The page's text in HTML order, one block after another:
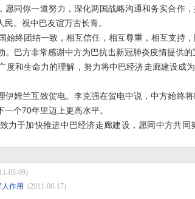
同你一道努力，深化两国战略沟通和务实合作，
。祝中巴友谊万古长青。
终团结一致，相互信任，相互尊重，相互支持
。巴方非常感谢中方为巴抗击新冠肺炎疫情提供
和生命力的理解，努力将中巴经济走廊建设成
兰互致贺电。李克强在贺电中说，中方始终将
个70年里迈上更高水平。
于加快推进中巴经济走廊建设，愿同中方共同
05-09)
作用 (2011-06-17)